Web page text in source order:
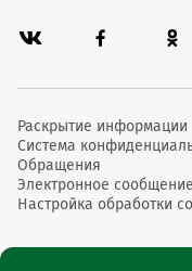
Раскрытие информации
Система
Обращения
Электронное сообщение
Настройка обработки